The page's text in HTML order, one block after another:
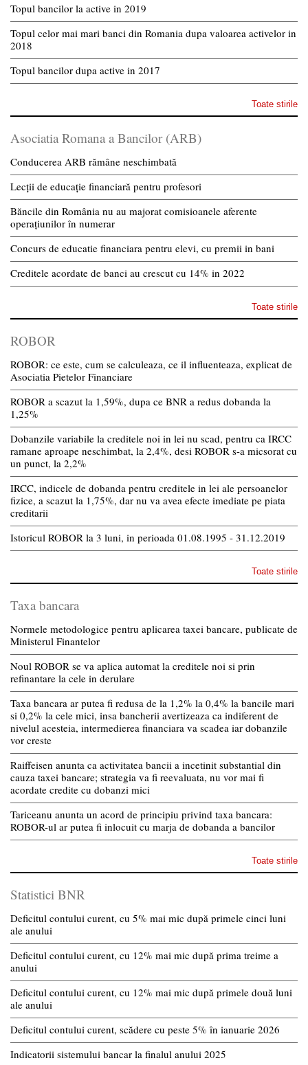
Topul bancilor la active in 2019
Topul celor mai mari banci din Romania dupa valoarea activelor in
2018
Topul bancilor dupa active in 2017
Toate stirile
Asociatia Romana a Bancilor (ARB)
Conducerea ARB rămâne neschimbată
Lecții de educație financiară pentru profesori
Băncile din România nu au majorat comisioanele aferente
operațiunilor în numerar
Concurs de educatie financiara pentru elevi, cu premii in bani
Creditele acordate de banci au crescut cu 14% in 2022
Toate stirile
ROBOR
ROBOR: ce este, cum se calculeaza, ce il influenteaza, explicat de
Asociatia Pietelor Financiare
ROBOR a scazut la 1,59%, dupa ce BNR a redus dobanda la
1,25%
Dobanzile variabile la creditele noi in lei nu scad, pentru ca IRCC
ramane aproape neschimbat, la 2,4%, desi ROBOR s-a micsorat cu
un punct, la 2,2%
IRCC, indicele de dobanda pentru creditele in lei ale persoanelor
fizice, a scazut la 1,75%, dar nu va avea efecte imediate pe piata
creditarii
Istoricul ROBOR la 3 luni, in perioada 01.08.1995 - 31.12.2019
Toate stirile
Taxa bancara
Normele metodologice pentru aplicarea taxei bancare, publicate de
Ministerul Finantelor
Noul ROBOR se va aplica automat la creditele noi si prin
refinantare la cele in derulare
Taxa bancara ar putea fi redusa de la 1,2% la 0,4% la bancile mari
si 0,2% la cele mici, insa bancherii avertizeaza ca indiferent de
nivelul acesteia, intermedierea financiara va scadea iar dobanzile
vor creste
Raiffeisen anunta ca activitatea bancii a incetinit substantial din
cauza taxei bancare; strategia va fi reevaluata, nu vor mai fi
acordate credite cu dobanzi mici
Tariceanu anunta un acord de principiu privind taxa bancara:
ROBOR-ul ar putea fi inlocuit cu marja de dobanda a bancilor
Toate stirile
Statistici BNR
Deficitul contului curent, cu 5% mai mic după primele cinci luni
ale anului
Deficitul contului curent, cu 12% mai mic după prima treime a
anului
Deficitul contului curent, cu 12% mai mic după primele două luni
ale anului
Deficitul contului curent, scădere cu peste 5% în ianuarie 2026
Indicatorii sistemului bancar la finalul anului 2025